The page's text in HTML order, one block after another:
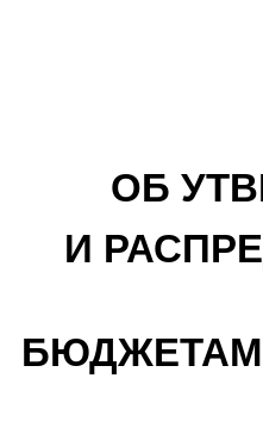
ОБ
И
БЮДЖЕТАМ